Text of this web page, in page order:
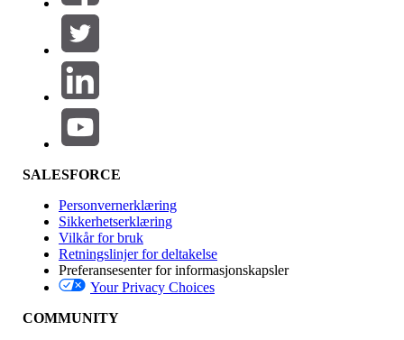
VELG FILTRE
Produktområde
Funksjonsinnvirkning
Utgave
SALESFORCE
Personvernerklæring
Sikkerhetserklæring
Vilkår for bruk
Retningslinjer for deltakelse
Preferansesenter for informasjonskapsler
Your Privacy Choices
COMMUNITY